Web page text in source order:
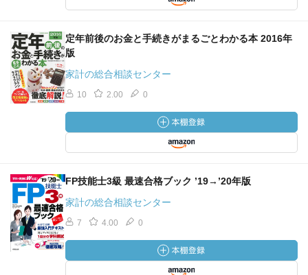
定年前後のお金と手続きがまるごとわかる本 2016年
版
家計の総合相談センター
10 2.00 0
FP技能士3級 最速合格ブック ’19→’20年版
家計の総合相談センター
7 4.00 0